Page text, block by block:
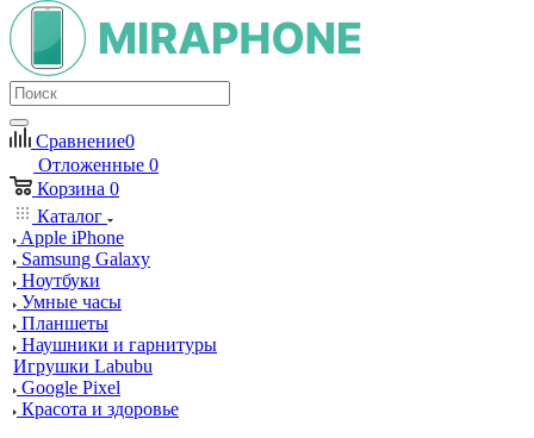
Сравнение0
Отложенные 0
Корзина 0
Каталог
Apple iPhone
Samsung Galaxy
Ноутбуки
Умные часы
Планшеты
Наушники и гарнитуры
Игрушки Labubu
Google Pixel
Красота и здоровье